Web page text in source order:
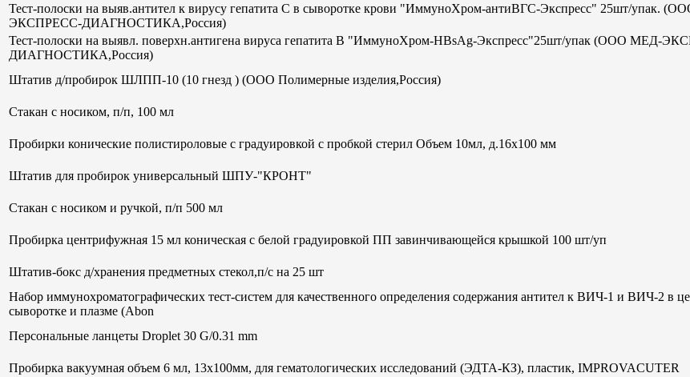
Тест-полоски на выяв.антител к вирусу гепатита С в сыворотке крови "ИммуноХром-антиВГС-Экспресс" 25шт/упак.
ЭКСПРЕСС-ДИАГНОСТИКА,Россия)
Тест-полоски на выявл. поверхн.антигена вируса гепатита В "ИммуноХром-HBsAg-Экспресс"25шт/упак (ООО МЕД-
ДИАГНОСТИКА,Россия)
Штатив д/пробирок ШЛПП-10 (10 гнезд ) (ООО Полимерные изделия,Россия)
Стакан с носиком, п/п, 100 мл
Пробирки конические полистироловые с градуировкой с пробкой стерил Объем 10мл, д.16х100 мм
Штатив для пробирок универсальный ШПУ-"КРОНТ"
Стакан с носиком и ручкой, п/п 500 мл
Пробирка центрифужная 15 мл коническая с белой градуировкой ПП завинчивающейся крышкой 100 шт/уп
Штатив-бокс д/хранения предметных стекол,п/с на 25 шт
Набор иммунохроматографических тест-систем для качественного определения содержания антител к ВИЧ-1 и ВИЧ-2 в
сыворотке и плазме (Abon
Персональные ланцеты Droplet 30 G/0.31 mm
Пробирка вакуумная объем 6 мл, 13х100мм, для гематологических исследований (ЭДТА-КЗ), пластик, IMPROVACUTER